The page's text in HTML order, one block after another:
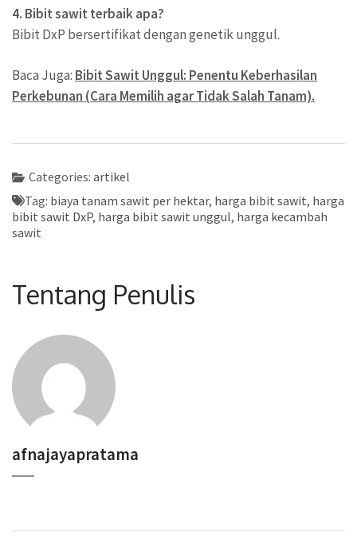
4. Bibit sawit terbaik apa?
Bibit DxP bersertifikat dengan genetik unggul.
Baca Juga: Bibit Sawit Unggul: Penentu Keberhasilan
Perkebunan (Cara Memilih agar Tidak Salah Tanam).
Categories: artikel
Tag: biaya tanam sawit per hektar, harga bibit sawit, harga
bibit sawit DxP, harga bibit sawit unggul, harga kecambah
sawit
Tentang Penulis
afnajayapratama